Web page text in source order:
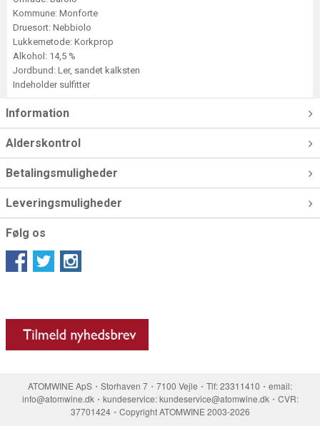
Kommune: Monforte
Druesort: Nebbiolo
Lukkemetode: Korkprop
Alkohol: 14,5 %
Jordbund: Ler, sandet kalksten
Indeholder sulfitter
Information
Alderskontrol
Betalingsmuligheder
Leveringsmuligheder
Følg os
ATOMWINE ApS・Storhaven 7・7100 Vejle・Tlf: 23311410・email:
info@atomwine.dk・kundeservice: kundeservice@atomwine.dk・CVR:
37701424・Copyright ATOMWINE 2003-2026